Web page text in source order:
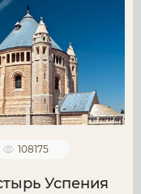
108175
Успения